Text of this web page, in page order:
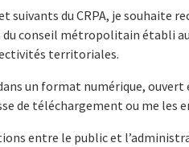
suivants du CRPA, je souhaite
du conseil métropolitain établi
territoriales.
un format numérique,
de téléchargement ou me les
entre le public et